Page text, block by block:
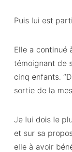
Puis lui est
Elle a continué
témoignant de
cinq enfants.
sortie de la
Je lui dois le
et sur sa
elle à avoir